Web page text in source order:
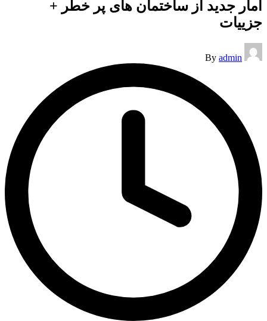
آمار جدید از ساختمان های پر خطر +
جزییات
Posted
by
By admin